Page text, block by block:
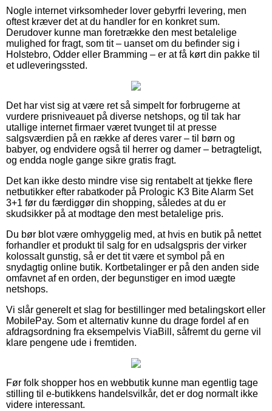
Nogle internet virksomheder lover gebyrfri levering, men
oftest kræver det at du handler for en konkret sum.
Derudover kunne man foretrække den mest betalelige
mulighed for fragt, som tit – uanset om du befinder sig i
Holstebro, Odder eller Bramming – er at få kørt din pakke til
et udleveringssted.
Det har vist sig at være ret så simpelt for forbrugerne at
vurdere prisniveauet på diverse netshops, og til tak har
utallige internet firmaer været tvunget til at presse
salgsværdien på en række af deres varer – til børn og
babyer, og endvidere også til herrer og damer – betragteligt,
og endda nogle gange sikre gratis fragt.
Det kan ikke desto mindre vise sig rentabelt at tjekke flere
netbutikker efter rabatkoder på Prologic K3 Bite Alarm Set
3+1 før du færdiggør din shopping, således at du er
skudsikker på at modtage den mest betalelige pris.
Du bør blot være omhyggelig med, at hvis en butik på nettet
forhandler et produkt til salg for en udsalgspris der virker
kolossalt gunstig, så er det tit være et symbol på en
snydagtig online butik. Kortbetalinger er på den anden side
omfavnet af en orden, der begunstiger en imod uægte
netshops.
Vi slår generelt et slag for bestillinger med betalingskort eller
MobilePay. Som et alternativ kunne du drage fordel af en
afdragsordning fra eksempelvis ViaBill, såfremt du gerne vil
klare pengene ude i fremtiden.
Før folk shopper hos en webbutik kunne man egentlig tage
stilling til e-butikkens handelsvilkår, det er dog normalt ikke
videre interessant.